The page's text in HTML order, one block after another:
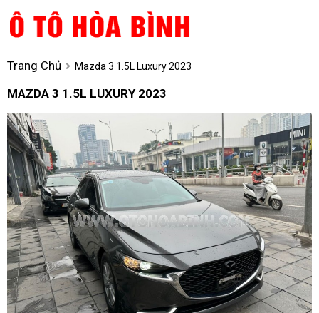
Trang Chủ Mazda 3 1.5L Luxury 2023
MAZDA 3 1.5L LUXURY 2023